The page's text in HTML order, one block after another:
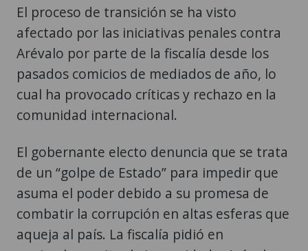
El proceso de transición se ha visto
afectado por las iniciativas penales contra
Arévalo por parte de la fiscalía desde los
pasados comicios de mediados de año, lo
cual ha provocado críticas y rechazo en la
comunidad internacional.
El gobernante electo denuncia que se trata
de un “golpe de Estado” para impedir que
asuma el poder debido a su promesa de
combatir la corrupción en altas esferas que
aqueja al país. La fiscalía pidió en